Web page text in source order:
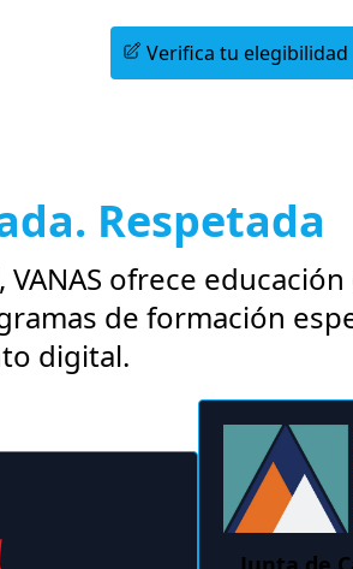
Verifica tu elegibilidad
Respetada
ofrece
de formación
digital.